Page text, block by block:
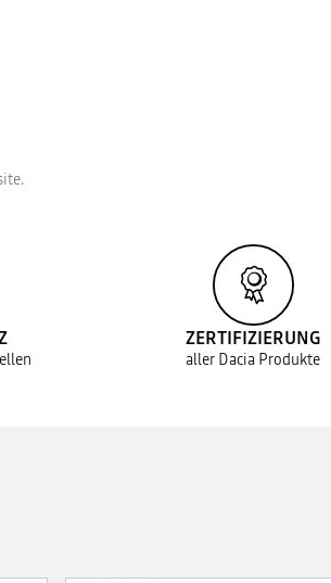
ZERTIFIZIERUNG
aller Dacia Produkte